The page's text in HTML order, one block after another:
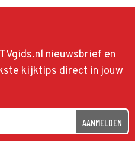
nieuwsbrief en
kijktips direct in jouw
AANMELDEN